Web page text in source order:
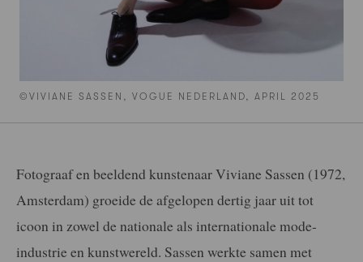
©VIVIANE SASSEN, VOGUE NEDERLAND, APRIL 2025
Fotograaf en beeldend kunstenaar Viviane Sassen (1972,
Amsterdam) groeide de afgelopen dertig jaar uit tot
icoon in zowel de nationale als internationale mode-
industrie en kunstwereld. Sassen werkte samen met